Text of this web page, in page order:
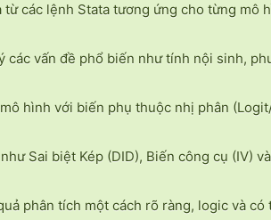
từ các lệnh Stata tương ứng cho từng mô
các vấn đề phổ biến như tính nội sinh,
hình với biến phụ thuộc nhị phân
Sai biệt Kép (DID), Biến công cụ (IV)
phân tích một cách rõ ràng, logic và